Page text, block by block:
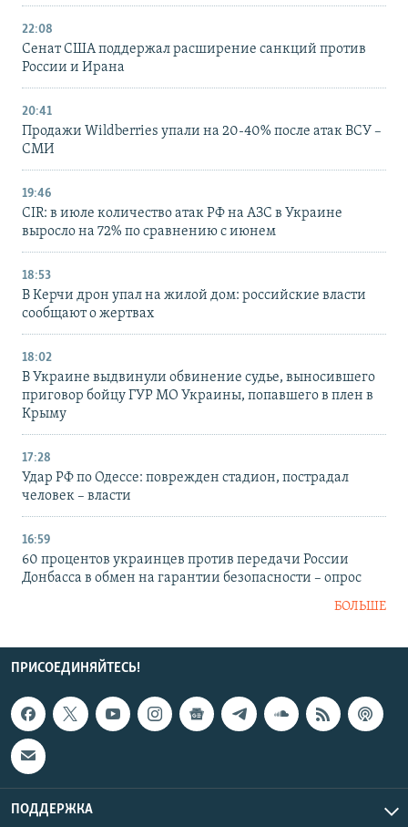
22:08
Сенат США поддержал расширение санкций против
России и Ирана
20:41
Продажи Wildberries упали на 20-40% после атак ВСУ –
СМИ
19:46
CIR: в июле количество атак РФ на АЗС в Украине
выросло на 72% по сравнению с июнем
18:53
В Керчи дрон упал на жилой дом: российские власти
сообщают о жертвах
18:02
В Украине выдвинули обвинение судье, выносившего
приговор бойцу ГУР МО Украины, попавшего в плен в
Крыму
17:28
Удар РФ по Одессе: поврежден стадион, пострадал
человек – власти
16:59
60 процентов украинцев против передачи России
Донбасса в обмен на гарантии безопасности – опрос
БОЛЬШЕ
ПРИСОЕДИНЯЙТЕСЬ!
ПОДДЕРЖКА